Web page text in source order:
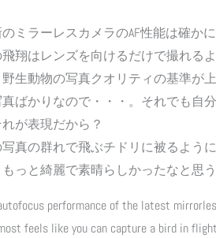
ミラーレスカメラのAF性能は確かに
翔はレンズを向けるだけで撮れる
野生動物の写真クオリティの基準が
ばかりなので・・・。それでも自
れが表現だから？
真の群れで飛ぶチドリに被るよう
っと綺麗で素晴らしかったなと思
performance of the latest
feels like you can capture a bird in